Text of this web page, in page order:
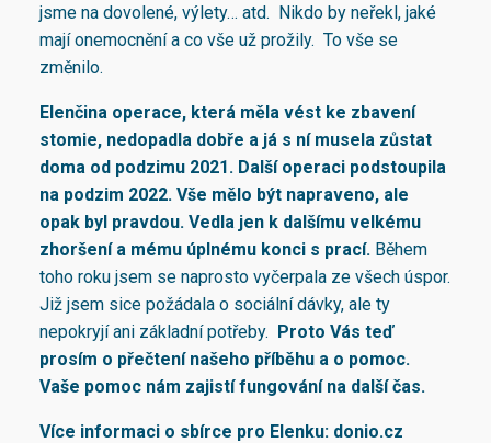
jsme na dovolené, výlety… atd. Nikdo by neřekl, jaké
mají onemocnění a co vše už prožily. To vše se
změnilo.
Elenčina operace, která měla vést ke zbavení
stomie, nedopadla dobře a já s ní musela zůstat
doma od podzimu 2021. Další operaci podstoupila
na podzim 2022. Vše mělo být napraveno, ale
opak byl pravdou. Vedla jen k dalšímu velkému
zhoršení a mému úplnému konci s prací. Během
toho roku jsem se naprosto vyčerpala ze všech úspor.
Již jsem sice požádala o sociální dávky, ale ty
nepokryjí ani základní potřeby. Proto Vás teď
prosím o přečtení našeho příběhu a o pomoc.
Vaše pomoc nám zajistí fungování na další čas.
Více informaci o sbírce pro Elenku: donio.cz